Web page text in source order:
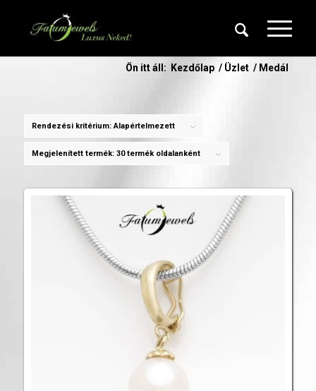
Ön itt áll: Kezdőlap / Üzlet / Medál
Rendezési kritérium:Alapértelmezett
Megjelenített termék: 30 termék oldalanként